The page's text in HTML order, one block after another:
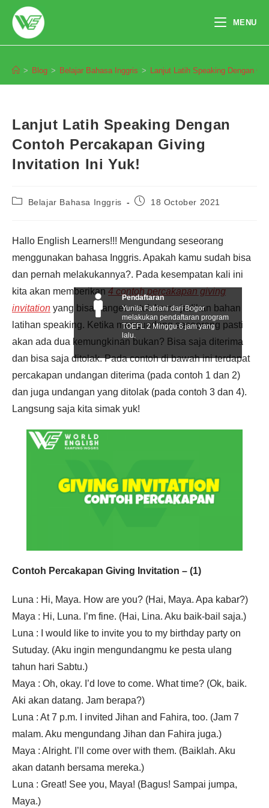
content
MENU
> Blog > Belajar Bahasa Inggris > Lanjut Latih Speaking Dengan
Lanjut Latih Speaking Dengan
Contoh Percakapan Giving
Invitation Ini Yuk!
PostBelajar Bahasa Inggris
Post18 October 2021
Hallo English Learners!!! Mengundang seseorang
menggunakan bahasa Inggris. Apakah kamu sudah bisa
dan pernah melakukannya?. Pada kesempatan kali ini
kita akan memberikan 4 contoh percakapan giving
invitation yang bisa banget untuk kamu jadikan bahan
latihan speaking. Ketika mengundang seseorang pasti
akan ada dua kemungkinan bukan? Bisa saja diterima
dan bisa saja ditolak. Pada contoh di bawah ini terdapat
percakapan undangan diterima (pada contoh 1 dan 2)
dan juga undangan yang ditolak (pada contoh 3 dan 4).
Langsung saja kita simak yuk!
Contoh Percakapan Giving Invitation – (1)
Luna : Hi, Maya. How are you? (Hai, Maya. Apa kabar?)
Maya : Hi, Luna. I’m fine. (Hai, Lina. Aku baik-bail saja.)
Luna : I would like to invite you to my birthday party on
Sutuday. (Aku ingin mengundangmu ke pesta ulang
tahun hari Sabtu.)
Maya : Oh, okay. I’d love to come. What time? (Ok, baik.
Aki akan datang. Jam berapa?)
Luna : At 7 p.m. I invited Jihan and Fahira, too. (Jam 7
malam. Aku mengundang Jihan dan Fahira juga.)
Maya : Alright. I’ll come over with them. (Baiklah. Aku
akan datanh bersama mereka.)
Luna : Great! See you, Maya! (Bagus! Sampai jumpa,
Maya.)
Pendaftaran
Yunita Fatriani dari Bogor
melakukan pendaftaran program
TOEFL 2 Minggu 6 jam yang
lalu.